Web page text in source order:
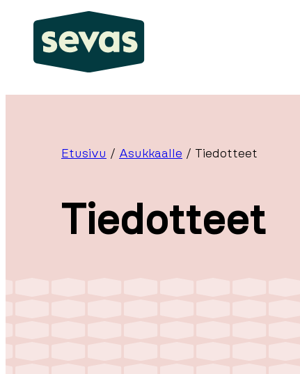
sisältöön
Etusivu / Asukkaalle / Tiedotteet
Tiedotteet